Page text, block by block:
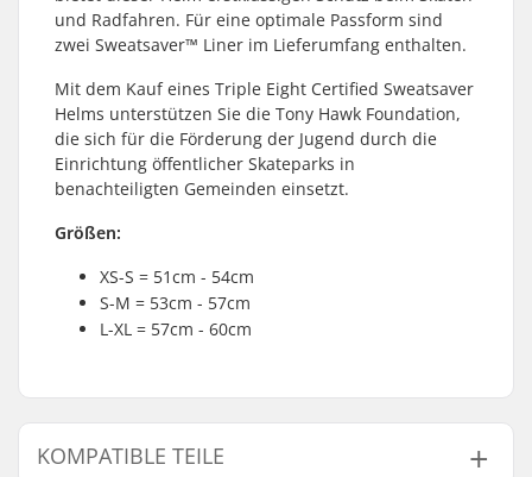
und Radfahren. Für eine optimale Passform sind
zwei Sweatsaver™ Liner im Lieferumfang enthalten.
Mit dem Kauf eines Triple Eight Certified Sweatsaver
Helms unterstützen Sie die Tony Hawk Foundation,
die sich für die Förderung der Jugend durch die
Einrichtung öffentlicher Skateparks in
benachteiligten Gemeinden einsetzt.
Größen:
XS-S = 51cm - 54cm
S-M = 53cm - 57cm
L-XL = 57cm - 60cm
KOMPATIBLE TEILE